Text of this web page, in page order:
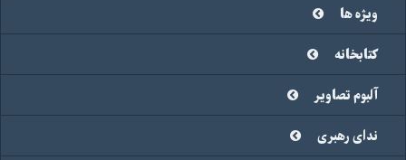
ویژه ها
کتابخانه
آلبوم تصاویر
ندای رهبری